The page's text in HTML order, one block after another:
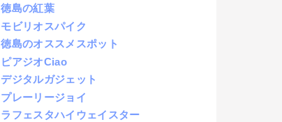
徳島の紅葉
モビリオスパイク
徳島のオススメスポット
ピアジオCiao
デジタルガジェット
プレーリージョイ
ラフェスタハイウェイスター